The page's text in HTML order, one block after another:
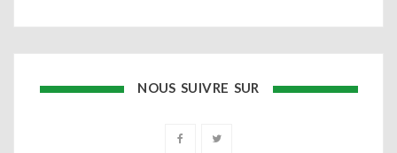
NOUS SUIVRE SUR